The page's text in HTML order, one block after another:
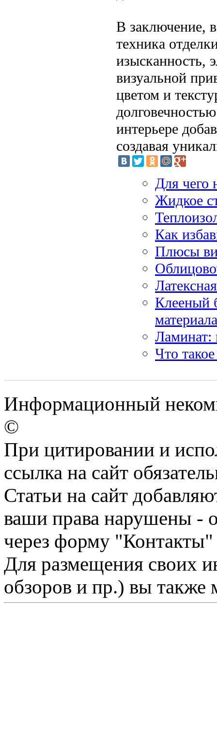
В заключение,
техника
изысканность,
визуальной
цветом и
интерьере
создавая
Для чего
Жидкое
Как
Плюсы
Клееный
материала
Ламинат:
Что
Информационный
©
При цитировании и
ссылка на сайт
Статьи на сайт
ваши права нарушены -
через форму "Контакты"
Для размещения своих
обзоров и пр.) вы также